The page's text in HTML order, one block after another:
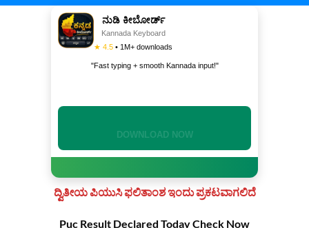
ನುಡಿ ಕೀಬೋರ್ಡ್
Kannada Keyboard
★ 4.5 • 1M+ downloads
"Fast typing + smooth Kannada input!"
DOWNLOAD NOW
ದ್ವಿತೀಯ ಪಿಯುಸಿ ಫಲಿತಾಂಶ ಇಂದು ಪ್ರಕಟವಾಗಲಿದೆ
Puc Result Declared Today Check Now